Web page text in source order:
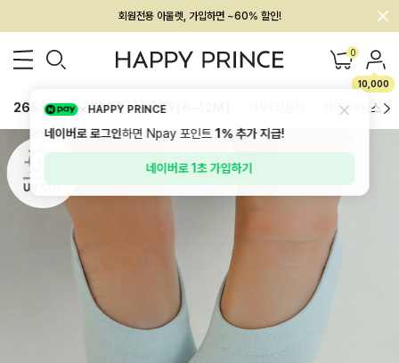
멤버십 최대 28,000원 혜택
0
10,000
26SS 신상 BEST BABY[6~12M] 하의/레깅스
HAPPY PRINCE
네이버로 로그인하면 Npay 포인트1%추가 지급!
네이버로 1초 가입하기